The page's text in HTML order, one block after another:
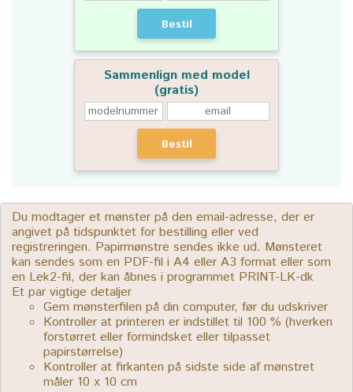
Bestil
Sammenlign med model
(gratis)
Bestil
Du modtager et mønster på den email-adresse, der er
angivet på tidspunktet for bestilling eller ved
registreringen. Papirmønstre sendes ikke ud. Mønsteret
kan sendes som en PDF-fil i A4 eller A3 format eller som
en Lek2-fil, der kan åbnes i programmet PRINT-LK-dk
Et par vigtige detaljer
Gem mønsterfilen på din computer, før du udskriver
Kontroller at printeren er indstillet til 100 % (hverken
forstørret eller formindsket eller tilpasset
papirstørrelse)
Kontroller at firkanten på sidste side af mønstret
måler 10 x 10 cm